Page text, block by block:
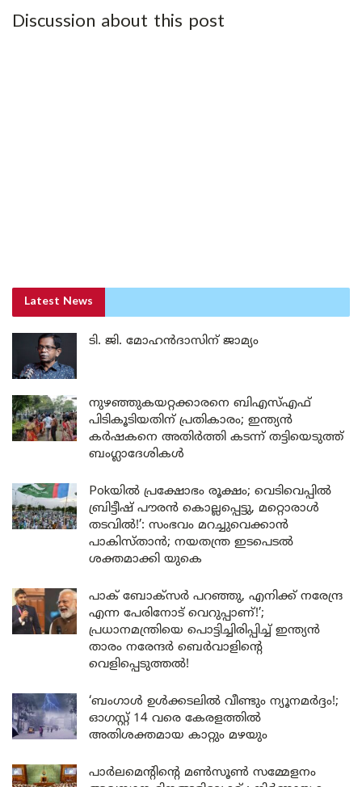
Discussion about this post
Latest News
ടി. ജി. മോഹൻദാസിന് ജാമ്യം
നുഴഞ്ഞുകയറ്റക്കാരനെ ബിഎസ്എഫ്
പിടികൂടിയതിന് പ്രതികാരം; ഇന്ത്യൻ
കർഷകനെ അതിർത്തി കടന്ന് തട്ടിയെടുത്ത്
ബംഗ്ലാദേശികൾ
Pokയിൽ പ്രക്ഷോഭം രൂക്ഷം; വെടിവെപ്പിൽ
ബ്രിട്ടീഷ് പൗരൻ കൊല്ലപ്പെട്ടു, മറ്റൊരാൾ
തടവിൽ!’: സംഭവം മറച്ചുവെക്കാൻ
പാകിസ്താൻ; നയതന്ത്ര ഇടപെടൽ
ശക്തമാക്കി യുകെ
പാക് ബോക്സർ പറഞ്ഞു, എനിക്ക് നരേന്ദ്ര
എന്ന പേരിനോട് വെറുപ്പാണ്!’;
പ്രധാനമന്ത്രിയെ പൊട്ടിച്ചിരിപ്പിച്ച് ഇന്ത്യൻ
താരം നരേന്ദർ ബെർവാളിന്റെ
വെളിപ്പെടുത്തൽ!
‘ബംഗാൾ ഉൾക്കടലിൽ വീണ്ടും ന്യൂനമർദ്ദം!;
ഓഗസ്റ്റ് 14 വരെ കേരളത്തിൽ
അതിശക്തമായ കാറ്റും മഴയും
പാർലമെന്റിന്റെ മൺസൂൺ സമ്മേളനം